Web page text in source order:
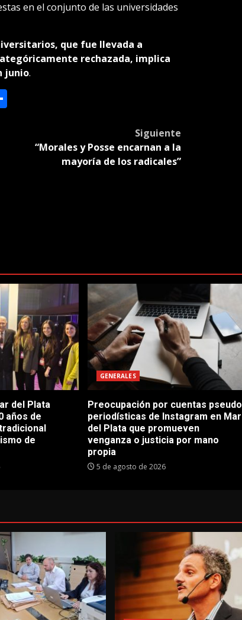
en el conjunto de las universidades
que fue llevada a
rechazada, implica
junio.
Compartir
Siguiente
“Morales y Posse encarnan a la
mayoría de los radicales”
del Plata
años de
de
GENERALES
Preocupación por cuentas pseudo
periodísticas de Instagram en Mar
del Plata que promueven
venganza o justicia por mano
propia
5 de agosto de 2026